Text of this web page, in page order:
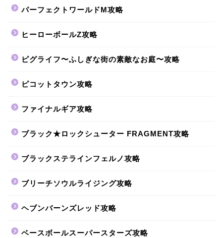
パーフェクトワールドM攻略
ヒーローボールZ攻略
ピグライフ〜ふしぎな街の素敵なお庭〜攻略
ピコットタウン攻略
ファイナルギア攻略
ブラック★ロックシューター FRAGMENT攻略
ブラックステラインフェルノ攻略
ブリーチソウルライジング攻略
ヘブンバーンズレッド攻略
ベースボールスーパースターズ攻略